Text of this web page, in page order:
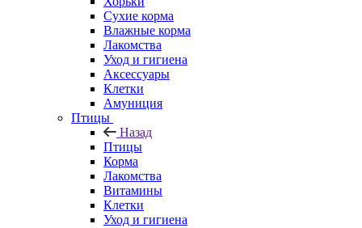
Сухие корма
Влажные корма
Лакомства
Уход и гигиена
Аксессуары
Клетки
Амуниция
Птицы
Назад
Птицы
Корма
Лакомства
Витамины
Клетки
Уход и гигиена